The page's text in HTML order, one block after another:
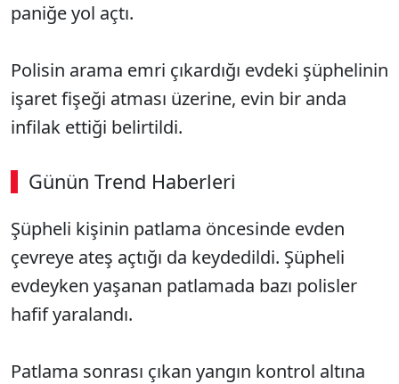
paniğe yol açtı.
Polisin arama emri çıkardığı evdeki şüphelinin
işaret fişeği atması üzerine, evin bir anda
infilak ettiği belirtildi.
Günün Trend Haberleri
Şüpheli kişinin patlama öncesinde evden
çevreye ateş açtığı da keydedildi. Şüpheli
evdeyken yaşanan patlamada bazı polisler
hafif yaralandı.
Patlama sonrası çıkan yangın kontrol altına